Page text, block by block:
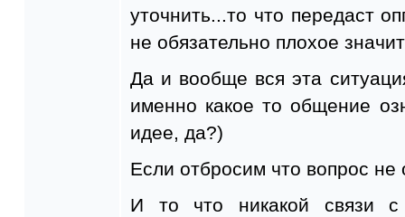
уточнить...то что передаст
не обязательно плохое
Да и вообще вся эта
именно какое то общение
идее, да?)
Если отбросим что вопрос
И то что никакой связи